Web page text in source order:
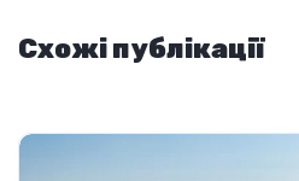
Схожі публікації